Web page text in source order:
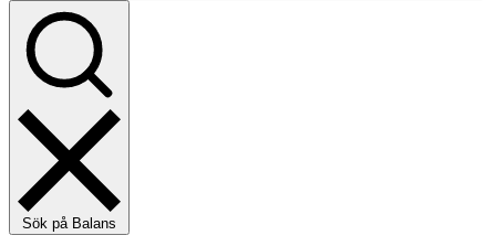
Sök på Balans